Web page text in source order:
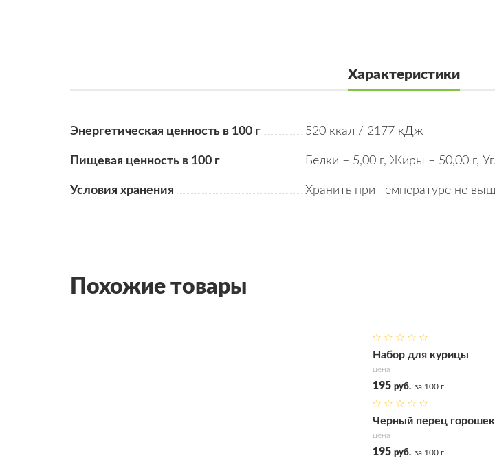
Характеристики
Энергетическая ценность в 100 г 520 ккал / 2177 кДж
Пищевая ценность в 100 г Белки – 5,00 г, Жиры – 50,00 г,
Условия хранения Хранить при температуре не
Похожие товары
Купить
Набор для курицы
цена
195 руб. за 100 г
Купить
Черный перец горошек
цена
195 руб. за 100 г